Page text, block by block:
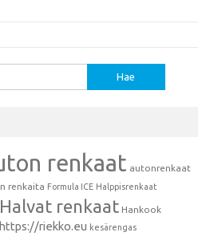
renkaat autonrenkaat
renkaita Formula ICE Halppisrenkaat
Halvat renkaat Hankook
https://riekko.eu kesärengas